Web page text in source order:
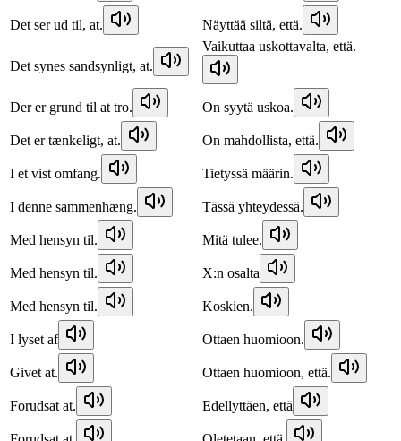
Det ser ud til, at. Näyttää siltä, että.
Det synes sandsynligt, at.
Vaikuttaa uskottavalta, että.
Der er grund til at tro. On syytä uskoa.
Det er tænkeligt, at. On mahdollista, että.
I et vist omfang. Tietyssä määrin.
I denne sammenhæng. Tässä yhteydessä.
Med hensyn til. Mitä tulee.
Med hensyn til. X:n osalta
Med hensyn til. Koskien.
I lyset af Ottaen huomioon.
Givet at. Ottaen huomioon, että.
Forudsat at. Edellyttäen, että